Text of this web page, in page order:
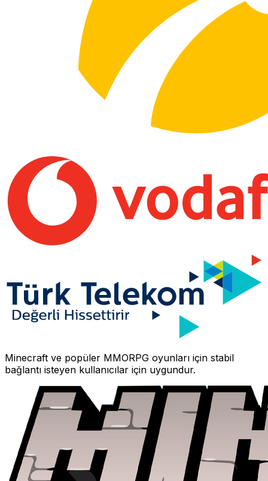
Minecraft ve popüler MMORPG oyunları için stabil
bağlantı isteyen kullanıcılar için uygundur.